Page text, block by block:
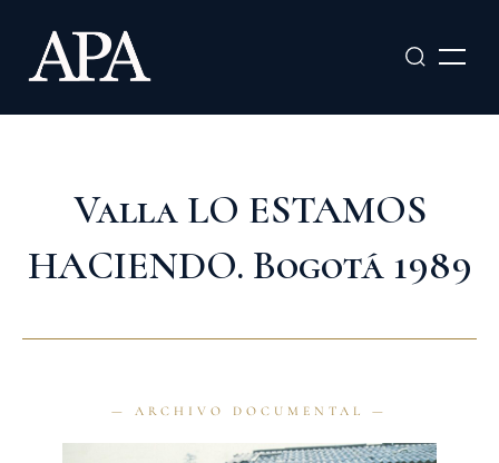
contenido
Valla LO ESTAMOS
HACIENDO. Bogotá 1989